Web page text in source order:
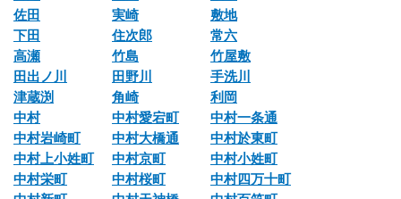
佐田
実崎
敷地
下田
住次郎
常六
高瀬
竹島
竹屋敷
田出ノ川
田野川
手洗川
津蔵渕
角崎
利岡
中村
中村愛宕町
中村一条通
中村岩崎町
中村大橋通
中村於東町
中村上小姓町
中村京町
中村小姓町
中村栄町
中村桜町
中村四万十町